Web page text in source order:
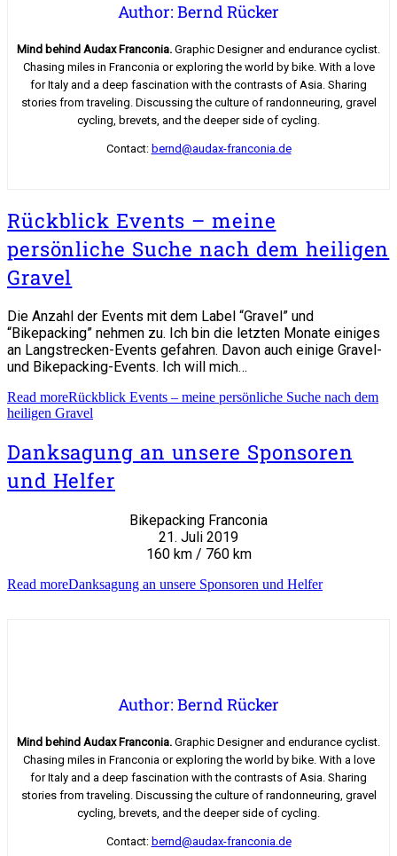
Author: Bernd Rücker
Mind behind Audax Franconia. Graphic Designer and endurance cyclist.
Chasing miles in Franconia or exploring the world by bike. With a love
for Italy and a deep fascination with the contrasts of Asia. Sharing
stories from traveling. Discussing the culture of randonneuring, gravel
cycling, brevets, and the deeper side of cycling.
Contact: bernd@audax-franconia.de
Rückblick Events – meine
persönliche Suche nach dem heiligen
Gravel
Die Anzahl der Events mit dem Label “Gravel” und
“Bikepacking” nehmen zu. Ich bin die letzten Monate einiges
an Langstrecken-Events gefahren. Davon auch einige Gravel-
und Bikepacking-Events. Ich will mich…
Read moreRückblick Events – meine persönliche Suche nach dem
heiligen Gravel
Danksagung an unsere Sponsoren
und Helfer
Bikepacking Franconia
21. Juli 2019
160 km / 760 km
Read moreDanksagung an unsere Sponsoren und Helfer
Author: Bernd Rücker
Mind behind Audax Franconia. Graphic Designer and endurance cyclist.
Chasing miles in Franconia or exploring the world by bike. With a love
for Italy and a deep fascination with the contrasts of Asia. Sharing
stories from traveling. Discussing the culture of randonneuring, gravel
cycling, brevets, and the deeper side of cycling.
Contact: bernd@audax-franconia.de